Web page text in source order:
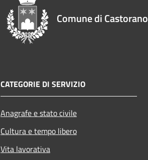
Comune di Castorano
CATEGORIE DI SERVIZIO
Anagrafe e stato civile
Cultura e tempo libero
Vita lavorativa